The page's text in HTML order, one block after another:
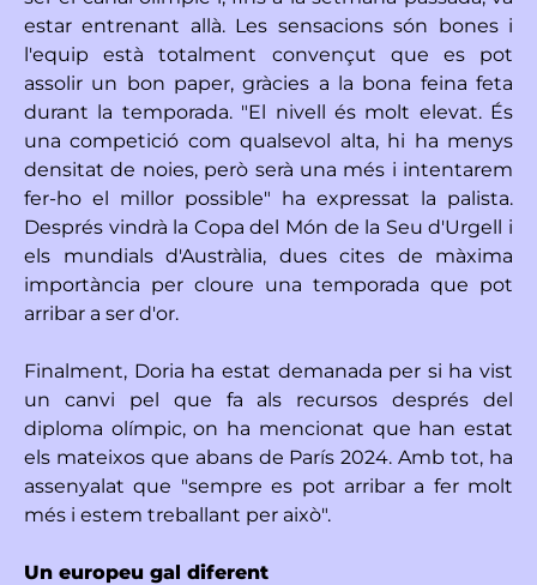
estar entrenant allà. Les sensacions són bones i
l'equip està totalment convençut que es pot
assolir un bon paper, gràcies a la bona feina feta
durant la temporada. "El nivell és molt elevat. És
una competició com qualsevol alta, hi ha menys
densitat de noies, però serà una més i intentarem
fer-ho el millor possible" ha expressat la palista.
Després vindrà la Copa del Món de la Seu d'Urgell i
els mundials d'Austràlia, dues cites de màxima
importància per cloure una temporada que pot
arribar a ser d'or.
Finalment, Doria ha estat demanada per si ha vist
un canvi pel que fa als recursos després del
diploma olímpic, on ha mencionat que han estat
els mateixos que abans de París 2024. Amb tot, ha
assenyalat que "sempre es pot arribar a fer molt
més i estem treballant per això".
Un europeu gal diferent